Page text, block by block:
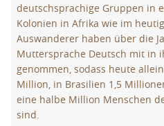
deutschsprachige Gruppen in
Kolonien in Afrika wie im
Auswanderer haben über die
Muttersprache Deutsch mit in
genommen, sodass heute
Million, in Brasilien 1,5
eine halbe Million Menschen
sind.